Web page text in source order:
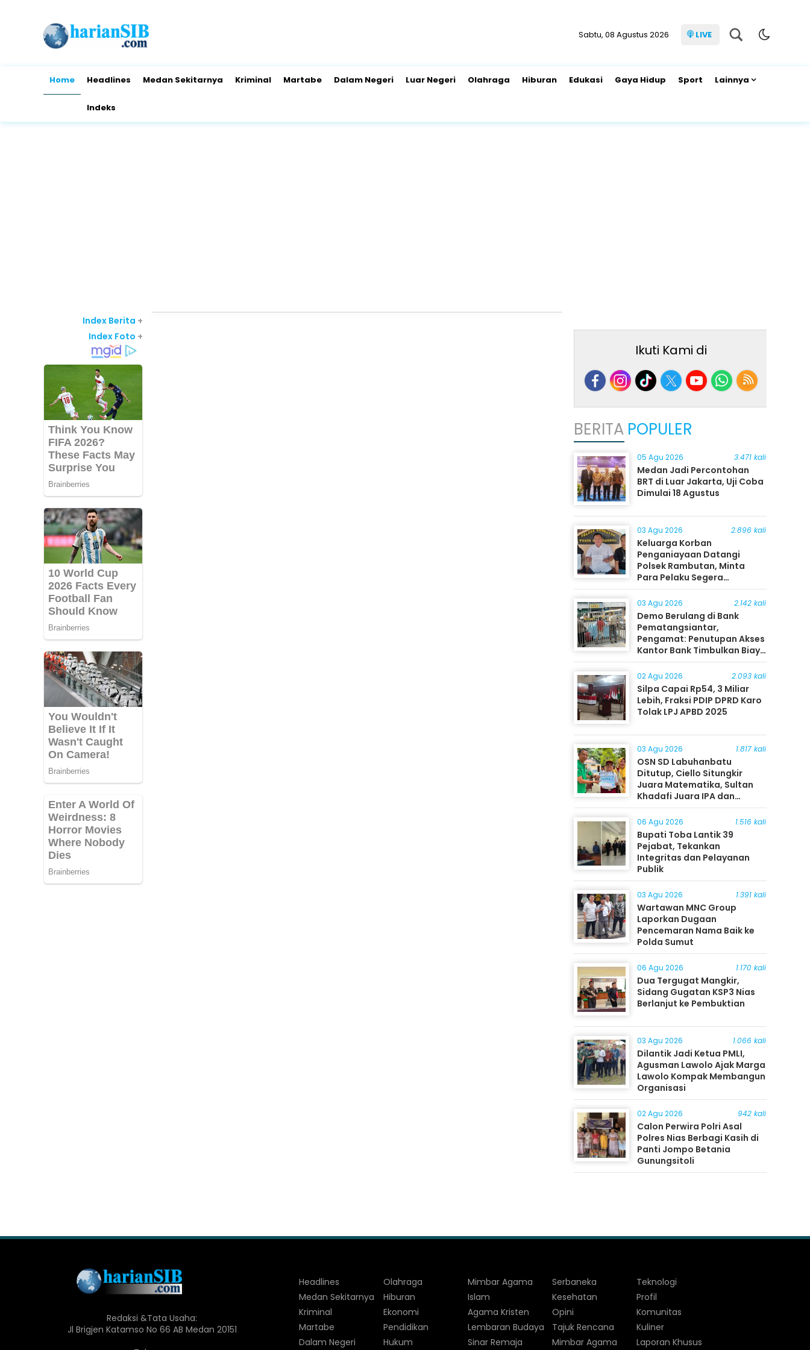
Sabtu, 08 Agustus 2026 LIVE
Home Headlines Medan Sekitarnya Kriminal Martabe Dalam Negeri Luar Negeri Olahraga Hiburan Edukasi Gaya Hidup Sport Lainnya
Indeks
Index Berita +
Index Foto +
Ikuti Kami di
BERITA POPULER
05 Agu 2026 3.471 kali
Medan Jadi Percontohan
BRT di Luar Jakarta, Uji Coba
Dimulai 18 Agustus
03 Agu 2026 2.896 kali
Keluarga Korban
Penganiayaan Datangi
Polsek Rambutan, Minta
Para Pelaku Segera
Ditangkap
03 Agu 2026 2.142 kali
Demo Berulang di Bank
Pematangsiantar,
Pengamat: Penutupan Akses
Kantor Bank Timbulkan Biaya
Ekonomi bagi Masyarakat
02 Agu 2026 2.093 kali
Silpa Capai Rp54, 3 Miliar
Lebih, Fraksi PDIP DPRD Karo
Tolak LPJ APBD 2025
03 Agu 2026 1.817 kali
OSN SD Labuhanbatu
Ditutup, Ciello Situngkir
Juara Matematika, Sultan
Khadafi Juara IPA dan
Timothy Rangkuti Juara IPS
06 Agu 2026 1.516 kali
Bupati Toba Lantik 39
Pejabat, Tekankan
Integritas dan Pelayanan
Publik
03 Agu 2026 1.391 kali
Wartawan MNC Group
Laporkan Dugaan
Pencemaran Nama Baik ke
Polda Sumut
06 Agu 2026 1.170 kali
Dua Tergugat Mangkir,
Sidang Gugatan KSP3 Nias
Berlanjut ke Pembuktian
03 Agu 2026 1.066 kali
Dilantik Jadi Ketua PMLI,
Agusman Lawolo Ajak Marga
Lawolo Kompak Membangun
Organisasi
02 Agu 2026 942 kali
Calon Perwira Polri Asal
Polres Nias Berbagi Kasih di
Panti Jompo Betania
Gunungsitoli
Redaksi &Tata Usaha:
Jl Brigjen Katamso No 66 AB Medan 20151
Headlines
Medan Sekitarnya
Kriminal
Martabe
Dalam Negeri
Olahraga
Hiburan
Ekonomi
Pendidikan
Hukum
Mimbar Agama
Islam
Agama Kristen
Lembaran Budaya
Sinar Remaja
Serbaneka
Kesehatan
Opini
Tajuk Rencana
Mimbar Agama
Teknologi
Profil
Komunitas
Kuliner
Laporan Khusus